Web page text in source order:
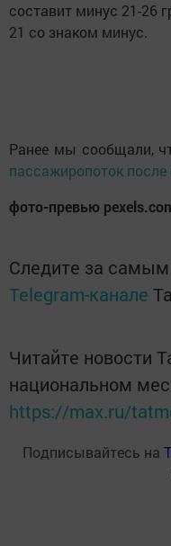
составит минус 21-26
21 со знаком минус.
Ранее мы сообщали,
пассажиропоток после
фото-превью
Следите за
Telegram-канале
Читайте новости
национальном
https://max.ru/
Подписывайтесь на